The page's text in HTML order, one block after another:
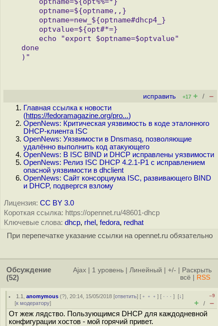
исправить +17 + / –
Главная ссылка к новости
(https://fedoramagazine.org/pro...)
OpenNews: Критическая уязвимость в коде эталонного
DHCP-клиента ISC
OpenNews: Уязвимости в Dnsmasq, позволяющие
удалённо выполнить код атакующего
OpenNews: В ISC BIND и DHCP исправлены уязвимости
OpenNews: Релиз ISC DHCP 4.2.1-P1 с исправлением
опасной уязвимости в dhclient
OpenNews: Сайт консорциума ISC, развивающего BIND
и DHCP, подвергся взлому
Лицензия: CC BY 3.0
Короткая ссылка: https://opennet.ru/48601-dhcp
Ключевые слова: dhcp, rhel , fedora, redhat
При перепечатке указание ссылки на opennet.ru обязательно
Обсуждение
(52)
Ajax 1 уровень Линейный +/-
Раскрыть
всё
RSS
1.1 ,anomymous (?), 20:14, 15/05/2018 [ответить] [ ﹢﹢﹢] [ · · ·][↓]
[к модератору]
–9
+ / –
От жеж лядство. Пользующимся DHCP для каждодневной
конфигурации хостов - мой горячий привет.